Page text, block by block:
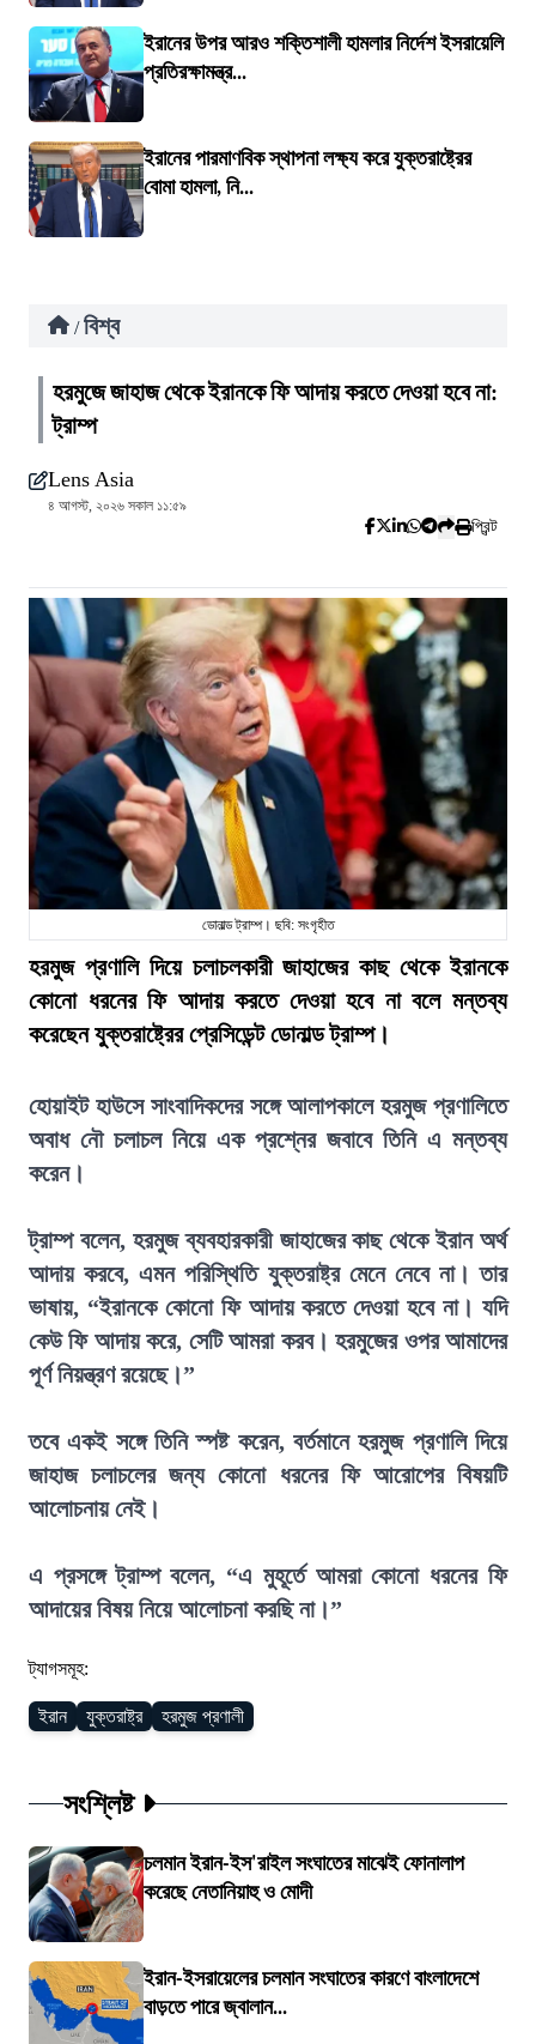
ইরানের উপর আরও শক্তিশালী হামলার নির্দেশ ইসরায়েলি
প্রতিরক্ষামন্ত্র...
ইরানের পারমাণবিক স্থাপনা লক্ষ্য করে যুক্তরাষ্ট্রের
বোমা হামলা, নি...
/ বিশ্ব
হরমুজে জাহাজ থেকে ইরানকে ফি আদায় করতে দেওয়া হবে না:
ট্রাম্প
Lens Asia
৪ আগস্ট, ২০২৬ সকাল ১১:৫৯
প্রিন্ট
ডোনাল্ড ট্রাম্প। ছবি: সংগৃহীত
হরমুজ প্রণালি দিয়ে চলাচলকারী জাহাজের কাছ থেকে ইরানকে
কোনো ধরনের ফি আদায় করতে দেওয়া হবে না বলে মন্তব্য
করেছেন যুক্তরাষ্ট্রের প্রেসিডেন্ট ডোনাল্ড ট্রাম্প।
হোয়াইট হাউসে সাংবাদিকদের সঙ্গে আলাপকালে হরমুজ প্রণালিতে
অবাধ নৌ চলাচল নিয়ে এক প্রশ্নের জবাবে তিনি এ মন্তব্য
করেন।
ট্রাম্প বলেন, হরমুজ ব্যবহারকারী জাহাজের কাছ থেকে ইরান অর্থ
আদায় করবে, এমন পরিস্থিতি যুক্তরাষ্ট্র মেনে নেবে না। তার
ভাষায়, “ইরানকে কোনো ফি আদায় করতে দেওয়া হবে না। যদি
কেউ ফি আদায় করে, সেটি আমরা করব। হরমুজের ওপর আমাদের
পূর্ণ নিয়ন্ত্রণ রয়েছে।”
তবে একই সঙ্গে তিনি স্পষ্ট করেন, বর্তমানে হরমুজ প্রণালি দিয়ে
জাহাজ চলাচলের জন্য কোনো ধরনের ফি আরোপের বিষয়টি
আলোচনায় নেই।
এ প্রসঙ্গে ট্রাম্প বলেন, “এ মুহূর্তে আমরা কোনো ধরনের ফি
আদায়ের বিষয় নিয়ে আলোচনা করছি না।”
ট্যাগসমূহ:
ইরান যুক্তরাষ্ট্র হরমুজ প্রণালী
সংশ্লিষ্ট
চলমান ইরান-ইস'রাইল সংঘাতের মাঝেই ফোনালাপ
করেছে নেতানিয়াহু ও মোদী
ইরান-ইসরায়েলের চলমান সংঘাতের কারণে বাংলাদেশে
বাড়তে পারে জ্বালান...